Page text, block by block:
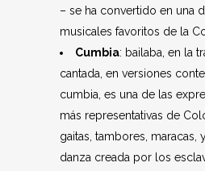
– se ha convertido en una
musicales favoritos de la
Cumbia: bailaba, en la
cantada, en versiones
cumbia, es una de las
más representativas de
gaitas, tambores, maracas,
danza creada por los